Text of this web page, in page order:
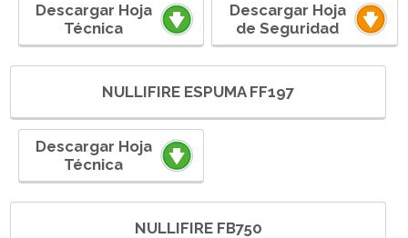
Descargar Hoja
Técnica
Descargar Hoja
de Seguridad
NULLIFIRE ESPUMA FF197
Descargar Hoja
Técnica
NULLIFIRE FB750